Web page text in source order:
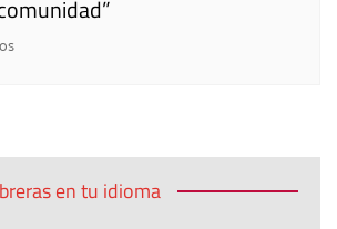
en tu idioma